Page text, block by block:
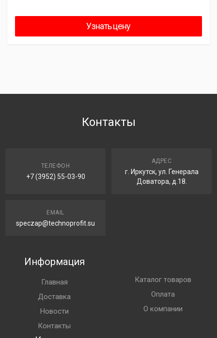
Узнать цену
Контакты
ТЕЛЕФОН
+7 (3952) 55-03-90
АДРЕС
г. Иркутск, ул. Генерала
Доватора, д.18.
EMAIL
speczap@technoprofit.su
Информация
Главная
Доставка
Новости
Контакты
Каталог товаров
Оплата
О компании